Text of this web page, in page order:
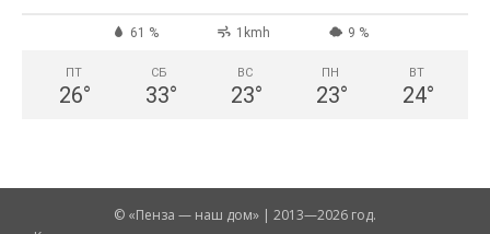
61 % 1kmh 9 %
ПТ
26°
СБ
33°
ВС
23°
ПН
23°
ВТ
24°
© «Пенза — наш дом» | 2013—2026 год.